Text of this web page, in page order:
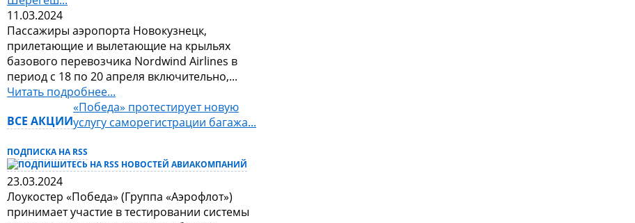
11.03.2024
Пассажиры аэропорта Новокузнецк,
прилетающие и вылетающие на крыльях
базового перевозчика Nordwind Airlines в
период с 18 по 20 апреля включительно,...
Читать подробнее...
ВСЕ АКЦИИ
ПОДПИСКА НА RSS
«Победа» протестирует новую
услугу саморегистрации багажа...
23.03.2024
Лоукостер «Победа» (Группа «Аэрофлот»)
принимает участие в тестировании системы